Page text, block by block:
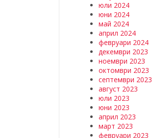
юли 2024
юни 2024
май 2024
април 2024
февруари 2024
декември 2023
ноември 2023
октомври 2023
септември 2023
август 2023
юли 2023
юни 2023
април 2023
март 2023
февруари 2023